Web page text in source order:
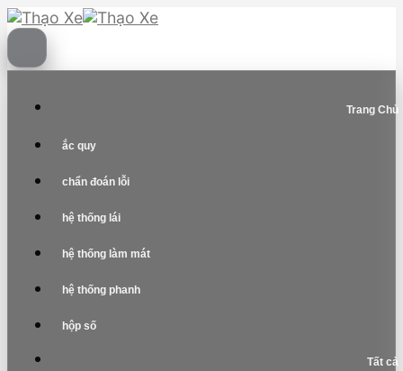
Skip
to
content
Trang Chủ
ắc quy
chẩn đoán lỗi
hệ thống lái
hệ thống làm mát
hệ thống phanh
hộp số
Tất cả